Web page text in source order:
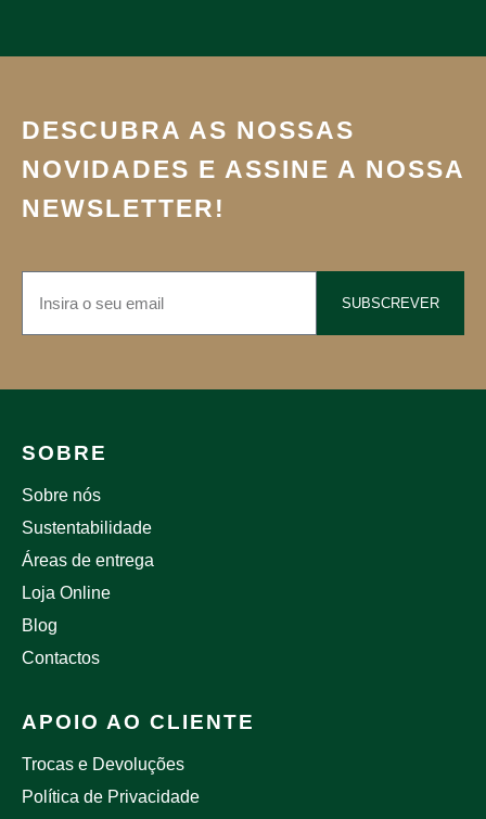
DESCUBRA AS NOSSAS
NOVIDADES E ASSINE A NOSSA
NEWSLETTER!
SUBSCREVER
SOBRE
Sobre nós
Sustentabilidade
Áreas de entrega
Loja Online
Blog
Contactos
APOIO AO CLIENTE
Trocas e Devoluções
Política de Privacidade